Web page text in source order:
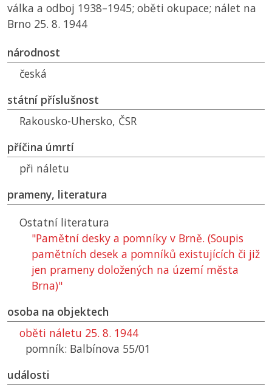
válka a odboj 1938–1945; oběti okupace; nálet na
Brno 25. 8. 1944
národnost
česká
státní příslušnost
Rakousko-Uhersko, ČSR
příčina úmrtí
při náletu
prameny, literatura
Ostatní literatura
"Pamětní desky a pomníky v Brně. (Soupis
pamětních desek a pomníků existujících či již
jen prameny doložených na území města
Brna)"
osoba na objektech
oběti náletu 25. 8. 1944
pomník: Balbínova 55/01
události